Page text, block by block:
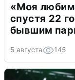
«Моя
спустя 22
бывшим
5 августа 145